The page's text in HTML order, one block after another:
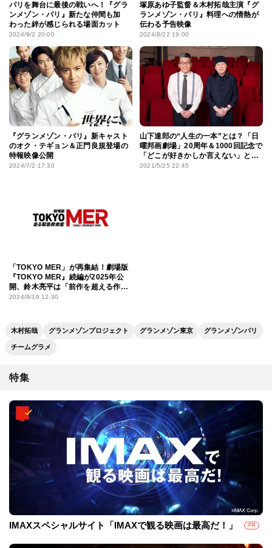
パリを舞台に最後の戦いへ！『グラ
ンメゾン・パリ』新たな仲間も加
わった絆が感じられる場面カット
2024/9/2 20:00
塚原あゆ子監督＆木村拓哉主演『グ
ランメゾン・パリ』料理への情熱が
伝わる予告映像
2024/8/22 19:00
『グランメゾン・パリ』新キャスト
のオク・テギョン＆正門良規登場の
特報映像公開
2024/7/2 17:30
山下達郎の“人生の一本”とは？「日
曜邦画劇場」20周年＆1000回記念で
「どこが好きかしか言えない」と熱
弁！
2021/5/25 22:45
「TOKYO MER」が再集結！劇場版
『TOKYO MER』続編が2025年公
開、鈴木亮平は「前作を超える作品
に」と意気込み
2024/9/19 12:30
木村拓哉 グランメゾンプロジェクト グランメゾン東京 グランメゾンパリ
チームグラメ
特集
IMAXスペシャルサイト「IMAXで観る映画は最高だ！」 PR